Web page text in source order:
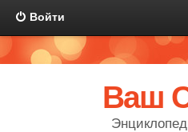
Войти
Ваш